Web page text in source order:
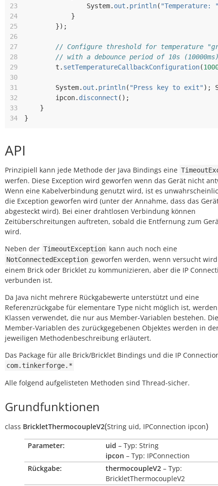
23
System. out . println( "Temperature:
24
}
25
});
26
27
// Configure threshold for temperature
28
// with a debounce period of 10s
29
t . setTemperatureCallbackConfiguration(
30
31
System. out . println( "Press key to exit" );
32
ipcon. disconnect ();
33
}
34
}
API
Prinzipiell kann jede Methode der Java Bindings eine
werfen. Diese Exception wird geworfen wenn das Gerät nicht
Wenn eine Kabelverbindung genutzt wird, ist es
die Exception geworfen wird (unter der Annahme, dass das
abgesteckt wird). Bei einer drahtlosen Verbindung können
Zeitüberschreitungen auftreten, sobald die Entfernung zum
wird.
Neben der TimeoutException kann auch noch eine
NotConnectedException geworfen werden, wenn versucht
einem Brick oder Bricklet zu kommunizieren, aber die IP
verbunden ist.
Da Java nicht mehrere Rückgabewerte unterstützt und eine
Referenzrückgabe für elementare Type nicht möglich ist,
Klassen verwendet, die nur aus Member-Variablen bestehen. Die
Member-Variablen des zurückgegebenen Objektes werden in
jeweiligen Methodenbeschreibung erläutert.
Das Package für alle Brick/Bricklet Bindings und die IP
com.tinkerforge.*
Alle folgend aufgelisteten Methoden sind Thread-sicher.
Grundfunktionen
class BrickletThermocoupleV2(String uid, IPConnection ipcon)
Parameter: uid – Typ: String
ipcon – Typ: IPConnection
Rückgabe:
thermocoupleV2 – Typ:
BrickletThermocoupleV2